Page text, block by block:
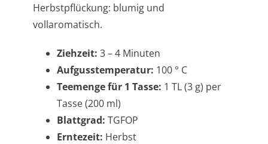
Herbstpflückung: blumig und
vollaromatisch.
Ziehzeit: 3 – 4 Minuten
Aufgusstemperatur: 100 ° C
Teemenge für 1 Tasse: 1 TL (3 g) per
Tasse (200 ml)
Blattgrad: TGFOP
Erntezeit: Herbst